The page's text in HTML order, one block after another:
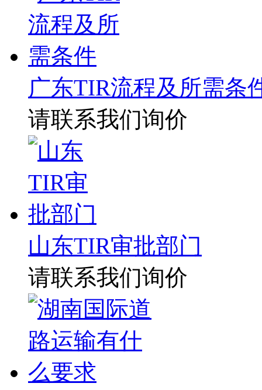
广东TIR流程及所需条
请联系我们询价
山东TIR审批部门
请联系我们询价